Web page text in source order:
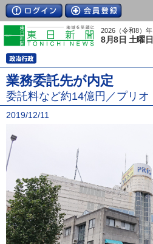
2026（令和8）年
8月8日 土曜日
業務委託先が内定
委託料など約14億円／プリ
2019/12/11